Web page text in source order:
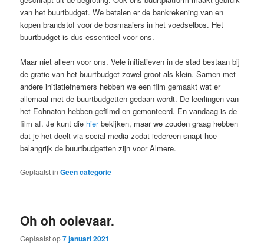
van het buurtbudget. We betalen er de bankrekening van en
kopen brandstof voor de bosmaaiers in het voedselbos. Het
buurtbudget is dus essentieel voor ons.
Maar niet alleen voor ons. Vele initiatieven in de stad bestaan bij
de gratie van het buurtbudget zowel groot als klein. Samen met
andere initiatiefnemers hebben we een film gemaakt wat er
allemaal met de buurtbudgetten gedaan wordt. De leerlingen van
het Echnaton hebben gefilmd en gemonteerd. En vandaag is de
film af. Je kunt die hierbekijken, maar we zouden graag hebben
dat je het deelt via social media zodat iedereen snapt hoe
belangrijk de buurtbudgetten zijn voor Almere.
Geplaatst in Geen categorie
Oh oh ooievaar.
Geplaatst op7 januari 2021